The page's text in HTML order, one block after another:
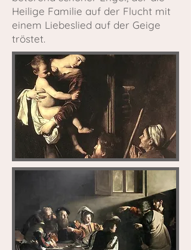
Heilige Familie auf der Flucht mit
einem Liebeslied auf der Geige
tröstet.